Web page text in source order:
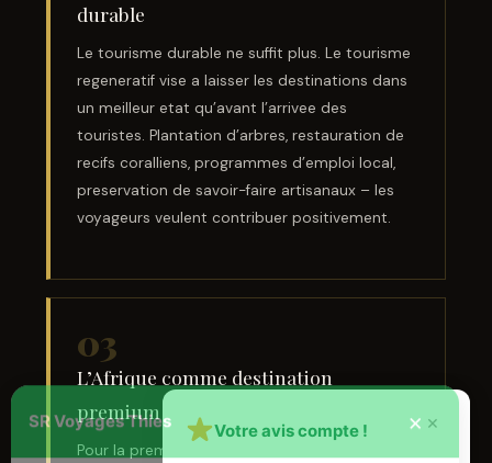
durable
Le tourisme durable ne suffit plus. Le tourisme
regeneratif vise a laisser les destinations dans
un meilleur etat qu’avant l’arrivee des
touristes. Plantation d’arbres, restauration de
recifs coralliens, programmes d’emploi local,
preservation de savoir-faire artisanaux – les
voyageurs veulent contribuer positivement.
03
L’Afrique comme destination
premium
Pour la premiere fois a l’ITB 2027, le pavillon
SR Voyages Thies
×
Votre avis compte !
Assistant SR Voyages
Disponible • Thiès & Dakar